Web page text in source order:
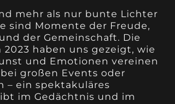
mehr als nur bunte Lichter
sind Momente der Freude,
der Gemeinschaft. Die
haben uns gezeigt, wie
und Emotionen vereinen
großen Events oder
– ein spektakuläres
im Gedächtnis und im